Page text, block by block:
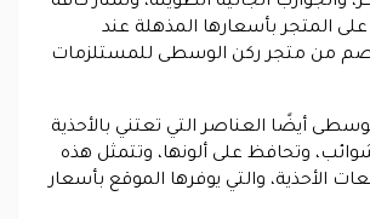
على المتجر بأسعارها المذهلة عند
من متجر ركن الوسطى للمستلزمات
أيضًا العناصر التي تعتني بالأحذية
وتحافظ على ألونها، وتتمثل هذه
الأحذية، والتي يوفرها الموقع بأسعار